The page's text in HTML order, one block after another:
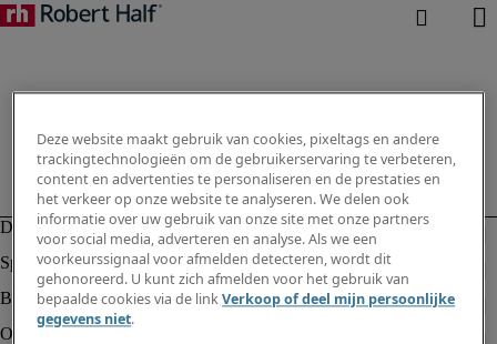
Deze website maakt gebruik van cookies, pixeltags en andere
trackingtechnologieën om de gebruikerservaring te verbeteren,
content en advertenties te personaliseren en de prestaties en
het verkeer op onze website te analyseren. We delen ook
informatie over uw gebruik van onze site met onze partners
voor social media, adverteren en analyse. Als we een
voorkeurssignaal voor afmelden detecteren, wordt dit
gehonoreerd. U kunt zich afmelden voor het gebruik van
bepaalde cookies via de linkVerkoop of deel mijn persoonlijke
gegevens niet.